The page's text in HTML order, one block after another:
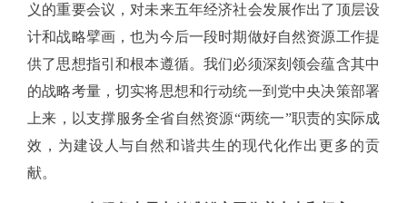
义的重要会议，对未来五年经济社会发展作出了顶层设
计和战略擘画，也为今后一段时期做好自然资源工作提
供了思想指引和根本遵循。我们必须深刻领会蕴含其中
的战略考量，切实将思想和行动统一到党中央决策部署
上来，以支撑服务全省自然资源“两统一”职责的实际成
效，为建设人与自然和谐共生的现代化作出更多的贡
献。